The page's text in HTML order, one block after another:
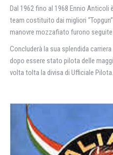
Dal 1962 fino al 1968 Ennio
team costituito dai migliori
manovre mozzafiato furono
Concluderà la sua splendida
dopo essere stato pilota delle
volta tolta la divisa di Ufficiale Pilota.